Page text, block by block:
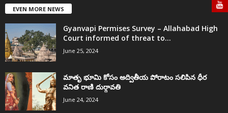
EVEN MORE NEWS
Gyanvapi Permises Survey – Allahabad High
Court informed of threat to...
June 25, 2024
మాతృ భూమి కోసం అద్వితీయ పోరాటం సలిపిన ధీర
వనిత రాణి దుర్గావతి
June 24, 2024